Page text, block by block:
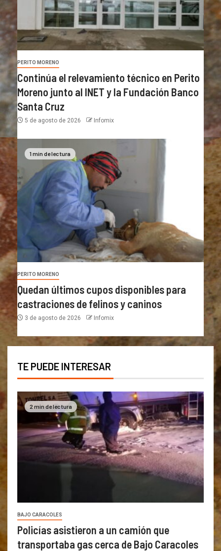
PERITO MORENO
Continúa el relevamiento técnico en Perito
Moreno junto al INET y la Fundación Banco
Santa Cruz
5 de agosto de 2026 Infomix
1 min de lectura
PERITO MORENO
Quedan últimos cupos disponibles para
castraciones de felinos y caninos
3 de agosto de 2026 Infomix
TE PUEDE INTERESAR
2 min de lectura
BAJO CARACOLES
Policías asistieron a un camión que
transportaba gas cerca de Bajo Caracoles